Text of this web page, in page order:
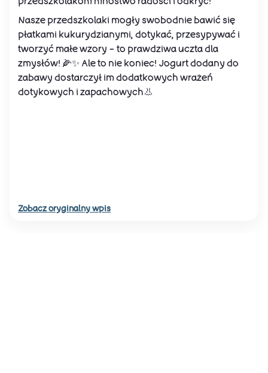
Nasze przedszkolaki mogły swobodnie bawić się
płatkami kukurydzianymi, dotykać, przesypywać i
tworzyć małe wzory - to prawdziwa uczta dla
zmysłów! 🌽✨ Ale to nie koniec! Jogurt dodany do
zabawy dostarczył im dodatkowych wrażeń
dotykowych i zapachowych👃
Zobacz oryginalny wpis